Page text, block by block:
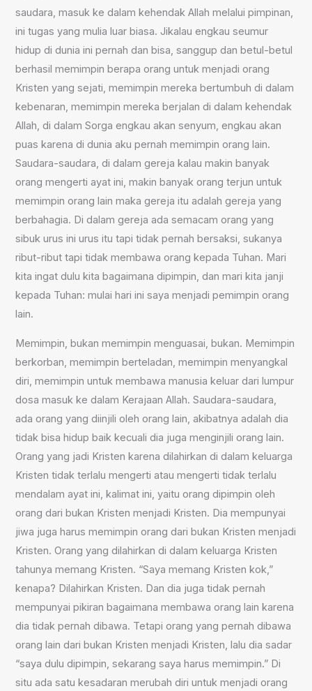
saudara, masuk ke dalam kehendak Allah melalui pimpinan,
ini tugas yang mulia luar biasa. Jikalau engkau seumur
hidup di dunia ini pernah dan bisa, sanggup dan betul-betul
berhasil memimpin berapa orang untuk menjadi orang
Kristen yang sejati, memimpin mereka bertumbuh di dalam
kebenaran, memimpin mereka berjalan di dalam kehendak
Allah, di dalam Sorga engkau akan senyum, engkau akan
puas karena di dunia aku pernah memimpin orang lain.
Saudara-saudara, di dalam gereja kalau makin banyak
orang mengerti ayat ini, makin banyak orang terjun untuk
memimpin orang lain maka gereja itu adalah gereja yang
berbahagia. Di dalam gereja ada semacam orang yang
sibuk urus ini urus itu tapi tidak pernah bersaksi, sukanya
ribut-ribut tapi tidak membawa orang kepada Tuhan. Mari
kita ingat dulu kita bagaimana dipimpin, dan mari kita janji
kepada Tuhan: mulai hari ini saya menjadi pemimpin orang
lain.
Memimpin, bukan memimpin menguasai, bukan. Memimpin
berkorban, memimpin berteladan, memimpin menyangkal
diri, memimpin untuk membawa manusia keluar dari lumpur
dosa masuk ke dalam Kerajaan Allah. Saudara-saudara,
ada orang yang diinjili oleh orang lain, akibatnya adalah dia
tidak bisa hidup baik kecuali dia juga menginjili orang lain.
Orang yang jadi Kristen karena dilahirkan di dalam keluarga
Kristen tidak terlalu mengerti atau mengerti tidak terlalu
mendalam ayat ini, kalimat ini, yaitu orang dipimpin oleh
orang dari bukan Kristen menjadi Kristen. Dia mempunyai
jiwa juga harus memimpin orang dari bukan Kristen menjadi
Kristen. Orang yang dilahirkan di dalam keluarga Kristen
tahunya memang Kristen. “Saya memang Kristen kok,”
kenapa? Dilahirkan Kristen. Dan dia juga tidak pernah
mempunyai pikiran bagaimana membawa orang lain karena
dia tidak pernah dibawa. Tetapi orang yang pernah dibawa
orang lain dari bukan Kristen menjadi Kristen, lalu dia sadar
“saya dulu dipimpin, sekarang saya harus memimpin.” Di
situ ada satu kesadaran merubah diri untuk menjadi orang